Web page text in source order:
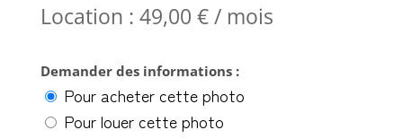
Location : 49,00 €/ mois
Demander des informations :
Pour acheter cette photo
Pour louer cette photo